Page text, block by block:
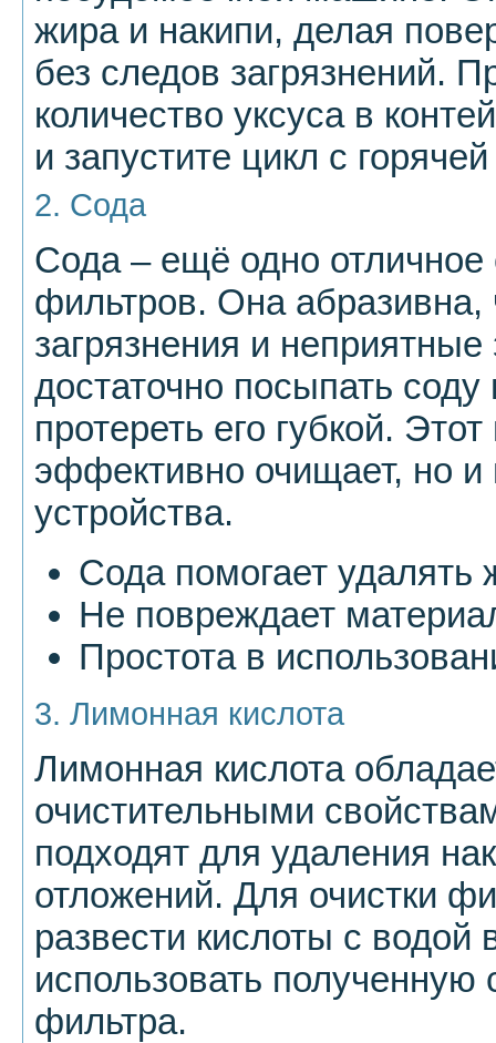
жира и накипи, делая
без следов загрязнений.
количество уксуса в
и запустите цикл с
2. Сода
Сода – ещё одно отличное
фильтров. Она абразивна,
загрязнения и
достаточно посыпать
протереть его губкой.
эффективно очищает, но и
устройства.
Сода помогает удалять
Не повреждает
Простота в
3. Лимонная кислота
Лимонная кислота
очистительными
подходят для удаления
отложений. Для очистки
развести кислоты с водой
использовать полученную
фильтра.